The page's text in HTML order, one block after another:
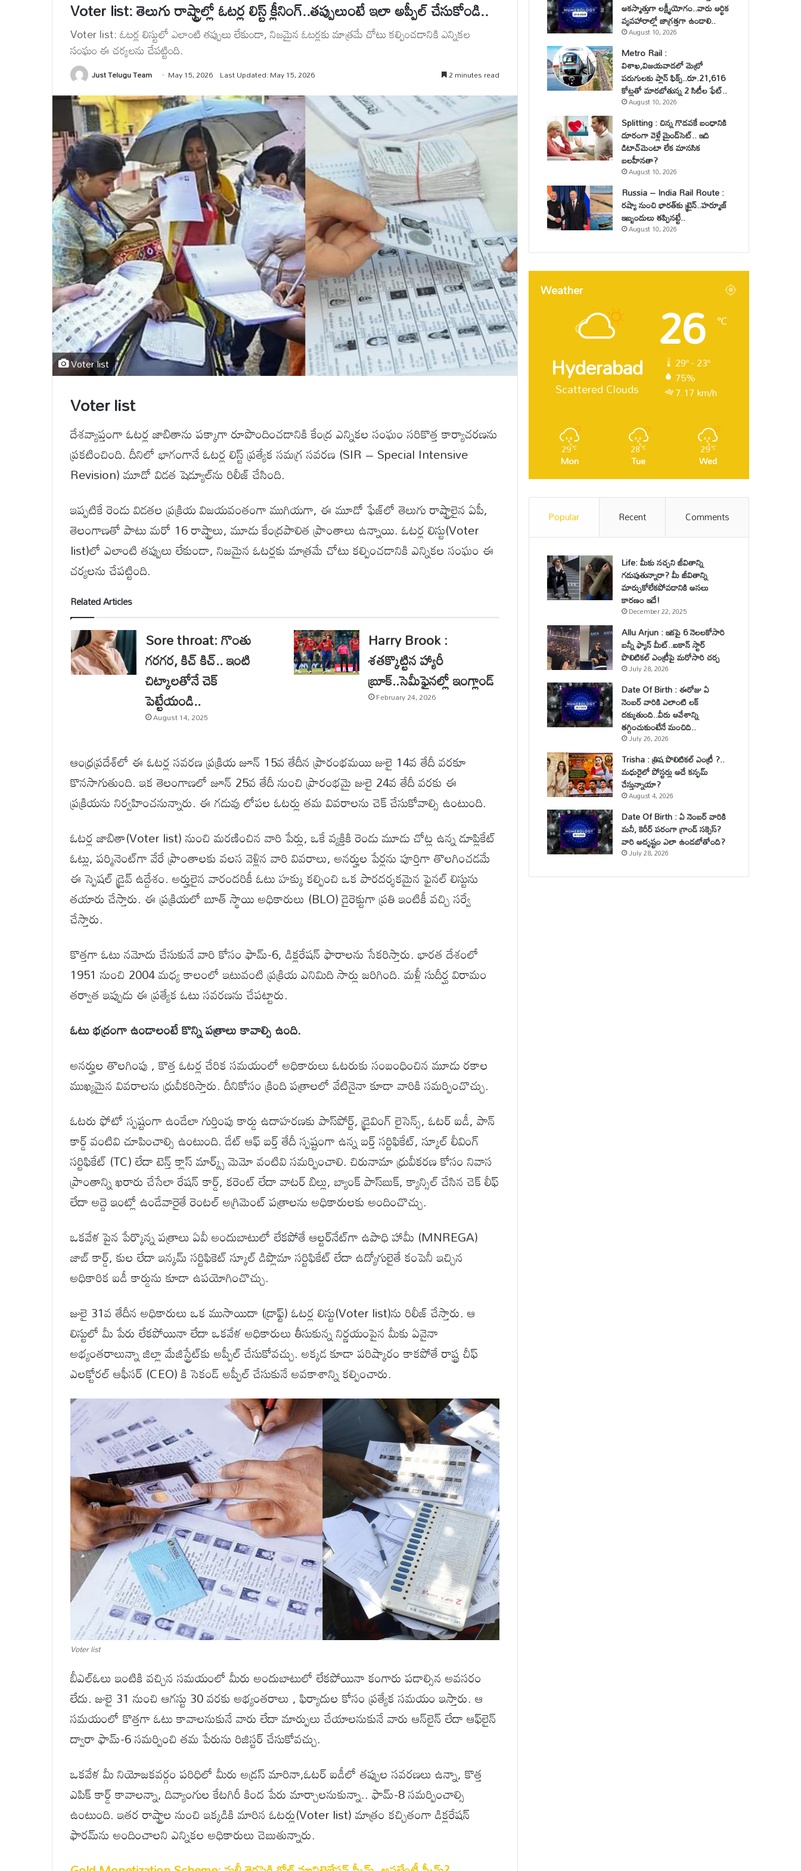
Voter list: తెలుగు రాష్ట్రాల్లో ఓటర్ల లిస్ట్ క్లీనింగ్..తప్పులుంటే ఇలా అప్పీల్ చేసుకోండి..
Voter list: ఓటర్ల లిస్టులో ఎలాంటి తప్పులు లేకుండా, నిజమైన ఓటర్లకు మాత్రమే చోటు కల్పించడానికి ఎన్నికల
సంఘం ఈ చర్యలను చేపట్టింది.
Just Telugu Team May 15, 2026 Last Updated: May 15, 2026 2 minutes read
Voter list
Voter list
దేశవ్యాప్తంగా ఓటర్ల జాబితాను పక్కాగా రూపొందించడానికి కేంద్ర ఎన్నికల సంఘం సరికొత్త కార్యాచరణను
ప్రకటించింది. దీనిలో భాగంగానే ఓటర్ల లిస్ట్ ప్రత్యేక సమగ్ర సవరణ (SIR – Special Intensive
Revision) మూడో విడత షెడ్యూల్‌ను రిలీజ్ చేసింది.
ఇప్పటికే రెండు విడతల ప్రక్రియ విజయవంతంగా ముగియగా, ఈ మూడో ఫేజ్‌లో తెలుగు రాష్ట్రాలైన ఏపీ,
తెలంగాణతో పాటు మరో 16 రాష్ట్రాలు, మూడు కేంద్రపాలిత ప్రాంతాలు ఉన్నాయి. ఓటర్ల లిస్టు(Voter
list)లో ఎలాంటి తప్పులు లేకుండా, నిజమైన ఓటర్లకు మాత్రమే చోటు కల్పించడానికి ఎన్నికల సంఘం ఈ
చర్యలను చేపట్టింది.
Related Articles
Sore throat: గొంతు
గరగర, కిచ్ కిచ్.. ఇంటి
చిట్కాలతోనే చెక్
పెట్టేయండి..
August 14, 2025
Harry Brook :
శతక్కొట్టిన హ్యారీ
బ్రూక్..సెమీఫైనల్లో ఇంగ్లాండ్
February 24, 2026
ఆంధ్రప్రదేశ్‌లో ఈ ఓటర్ల సవరణ ప్రక్రియ జూన్ 15వ తేదీన ప్రారంభమయి జులై 14వ తేదీ వరకూ
కొనసాగుతుంది. ఇక తెలంగాణలో జూన్ 25వ తేదీ నుంచి ప్రారంభమై జులై 24వ తేదీ వరకు ఈ
ప్రక్రియను నిర్వహించనున్నారు. ఈ గడువు లోపల ఓటర్లు తమ వివరాలను చెక్ చేసుకోవాల్సి ఉంటుంది.
ఓటర్ల జాబితా(Voter list) నుంచి మరణించిన వారి పేర్లు, ఒకే వ్యక్తికి రెండు మూడు చోట్ల ఉన్న డూప్లికేట్
ఓట్లు, పర్మినెంట్‌గా వేరే ప్రాంతాలకు వలస వెళ్లిన వారి వివరాలు, అనర్హుల పేర్లను పూర్తిగా తొలగించడమే
ఈ స్పెషల్ డ్రైవ్ ఉద్దేశం. అర్హులైన వారందరికీ ఓటు హక్కు కల్పించి ఒక పారదర్శకమైన ఫైనల్ లిస్టును
తయారు చేస్తారు. ఈ ప్రక్రియలో బూత్ స్థాయి అధికారులు (BLO) డైరెక్టుగా ప్రతి ఇంటికీ వచ్చి సర్వే
చేస్తారు.
కొత్తగా ఓటు నమోదు చేసుకునే వారి కోసం ఫామ్-6, డిక్లరేషన్ ఫారాలను సేకరిస్తారు. భారత దేశంలో
1951 నుంచి 2004 మధ్య కాలంలో ఇటువంటి ప్రక్రియ ఎనిమిది సార్లు జరిగింది. మళ్లీ సుదీర్ఘ విరామం
తర్వాత ఇప్పుడు ఈ ప్రత్యేక ఓటు సవరణను చేపట్టారు.
ఓటు భద్రంగా ఉండాలంటే కొన్ని పత్రాలు కావాల్సి ఉంది.
అనర్హుల తొలగింపు , కొత్త ఓటర్ల చేరిక సమయంలో అధికారులు ఓటరుకు సంబంధించిన మూడు రకాల
ముఖ్యమైన వివరాలను ధ్రువీకరిస్తారు. దీనికోసం క్రింది పత్రాలలో వేటినైనా కూడా వారికి సమర్పించొచ్చు.
ఓటరు ఫోటో స్పష్టంగా ఉండేలా గుర్తింపు కార్డు ఉదాహరణకు పాస్‌పోర్ట్, డ్రైవింగ్ లైసెన్స్, ఓటర్ ఐడీ, పాన్
కార్డ్ వంటివి చూపించాల్సి ఉంటుంది. డేట్ ఆఫ్ బర్త్ తేదీ స్పష్టంగా ఉన్న బర్త్ సర్టిఫికేట్, స్కూల్ లీవింగ్
సర్టిఫికేట్ (TC) లేదా టెన్త్ క్లాస్ మార్క్స్ మెమో వంటివి సమర్పించాలి. చిరునామా ధ్రువీకరణ కోసం నివాస
ప్రాంతాన్ని ఖరారు చేసేలా రేషన్ కార్డ్, కరెంట్ లేదా వాటర్ బిల్లు, బ్యాంక్ పాస్‌బుక్, క్యాన్సిల్ చేసిన చెక్ లీఫ్
లేదా అద్దె ఇంట్లో ఉండేవారైతే రెంటల్ అగ్రిమెంట్ పత్రాలను అధికారులకు అందించొచ్చు.
ఒకవేళ పైన పేర్కొన్న పత్రాలు ఏవీ అందుబాటులో లేకపోతే ఆల్టర్‌నేట్‌గా ఉపాధి హామీ (MNREGA)
జాబ్ కార్డ్, కుల లేదా ఇన్కమ్ సర్టిఫికెట్ స్కూల్ డిప్లొమా సర్టిఫికేట్ లేదా ఉద్యోగులైతే కంపెనీ ఇచ్చిన
అధికారిక ఐడీ కార్డును కూడా ఉపయోగించొచ్చు.
జులై 31వ తేదీన అధికారులు ఒక ముసాయిదా (డ్రాఫ్ట్) ఓటర్ల లిస్టు(Voter list)ను రిలీజ్ చేస్తారు. ఆ
లిస్టులో మీ పేరు లేకపోయినా లేదా ఒకవేళ అధికారులు తీసుకున్న నిర్ణయంపైన మీకు ఏవైనా
అభ్యంతరాలున్నా జిల్లా మేజిస్ట్రేట్‌కు అప్పీల్ చేసుకోవచ్చు. అక్కడ కూడా పరిష్కారం కాకపోతే రాష్ట్ర చీఫ్
ఎలక్టోరల్ ఆఫీసర్ (CEO) కి సెకండ్ అప్పీల్ చేసుకునే అవకాశాన్ని కల్పించారు.
Voter list
బీఎల్ఓలు ఇంటికి వచ్చిన సమయంలో మీరు అందుబాటులో లేకపోయినా కంగారు పడాల్సిన అవసరం
లేదు. జులై 31 నుంచి ఆగస్టు 30 వరకు అభ్యంతరాలు , ఫిర్యాదుల కోసం ప్రత్యేక సమయం ఇస్తారు. ఆ
సమయంలో కొత్తగా ఓటు కావాలనుకునే వారు లేదా మార్పులు చేయాలనుకునే వారు ఆన్‌లైన్ లేదా ఆఫ్‌లైన్
ద్వారా ఫామ్-6 సమర్పించి తమ పేరును రిజిస్టర్ చేసుకోవచ్చు.
ఒకవేళ మీ నియోజకవర్గం పరిధిలో మీరు అడ్రస్ మారినా,ఓటర్ ఐడీలో తప్పుల సవరణలు ఉన్నా, కొత్త
ఎపిక్ కార్డ్ కావాలన్నా, దివ్యాంగుల కేటగిరీ కింద పేరు మార్చాలనుకున్నా.. ఫామ్-8 సమర్పించాల్సి
ఉంటుంది. ఇతర రాష్ట్రాల నుంచి ఇక్కడికి మారిన ఓటర్లు(Voter list) మాత్రం కచ్చితంగా డిక్లరేషన్
ఫారమ్‌ను అందించాలని ఎన్నికల అధికారులు చెబుతున్నారు.
అకస్మాత్తుగా లక్ష్మీయోగం..వారు ఆర్థిక
వ్యవహారాల్లో జాగ్రత్తగా ఉండాలి..
August 10, 2026
Metro Rail :
విశాఖ,విజయవాడలో మెట్రో
పరుగులకు ప్లాన్ ఫిక్స్..రూ.21,616
కోట్లతో మారబోతున్న 2 సిటీల ఫేట్..
August 10, 2026
Splitting : చిన్న గొడవకే బంధానికి
దూరంగా వెళ్లే మైండ్‌సెట్.. ఇది
డిటాచ్‌మెంటా లేక మానసిక
బలహీనతా?
August 10, 2026
Russia – India Rail Route :
రష్యా నుంచి భారత్‌కు ట్రైన్..హర్మూజ్
ఇబ్బందులు తప్పినట్టే..
August 10, 2026
Weather
Hyderabad
Scattered Clouds
26 ℃
29º - 23º
75%
7.17 km/h
29℃
Mon
28℃
Tue
29℃
Wed
Popular Recent Comments
Life: మీకు నచ్చని జీవితాన్ని
గడుపుతున్నారా? మీ జీవితాన్ని
మార్చుకోలేకపోవడానికి అసలు
కారణం ఇదే!
December 22, 2025
Allu Arjun : ఇకపై 6 నెలలకోసారి
బన్నీ ఫ్యాన్ మీట్..ఐకాన్ స్టార్
పొలిటికల్ ఎంట్రీపై మరోసారి చర్చ
July 28, 2026
Date Of Birth : ఈరోజు ఏ
నెంబర్ వారికి ఎలాంటి లక్
దక్కుతుంది..వీరు ఆవేశాన్ని
తగ్గించుకుంటేనే మంచిది..
July 26, 2026
Trisha : త్రిష పొలిటికల్ ఎంట్రీ ?..
మధురైలో పోస్టర్లు అదే కన్ఫమ్
చేస్తున్నాయా?
August 4, 2026
Date Of Birth : ఏ నెంబర్ వారికి
మనీ, కెరీర్ పరంగా గ్రాండ్ సక్సెస్?
వారి అదృష్టం ఎలా ఉండబోతోంది?
July 28, 2026